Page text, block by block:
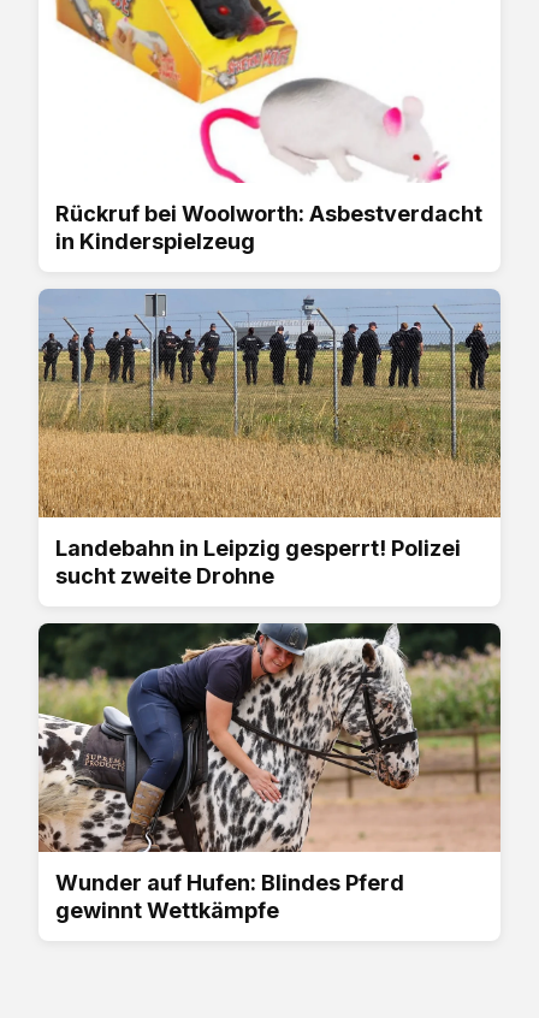
Rückruf bei Woolworth: Asbestverdacht
in Kinderspielzeug
Landebahn in Leipzig gesperrt! Polizei
sucht zweite Drohne
Wunder auf Hufen: Blindes Pferd
gewinnt Wettkämpfe